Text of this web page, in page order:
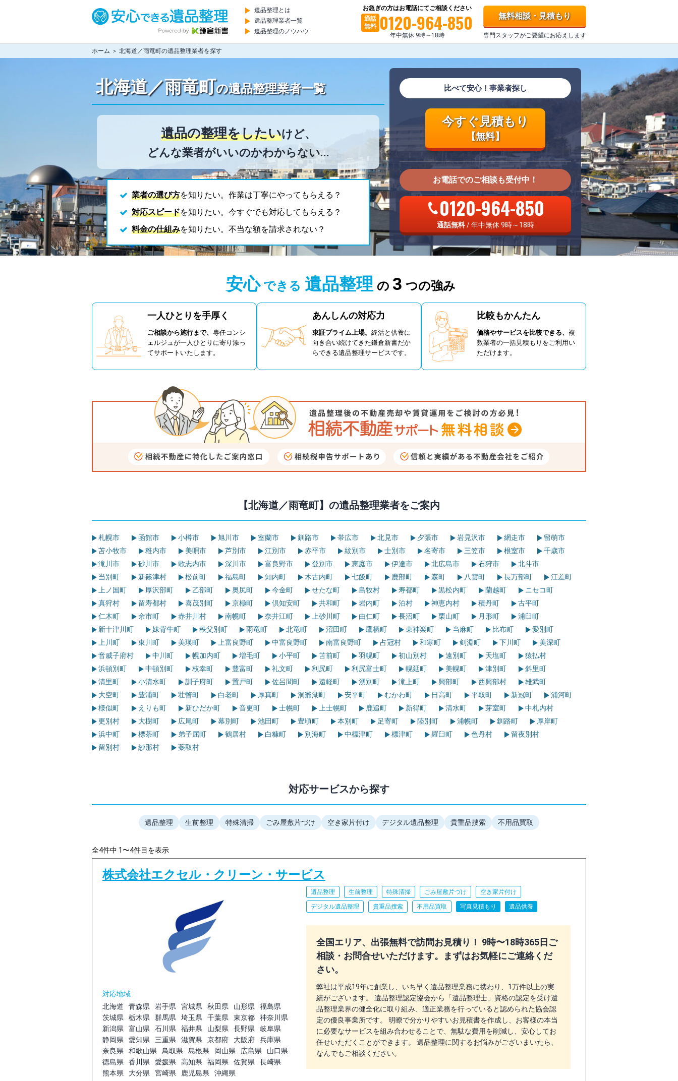
遺品整理とは
遺品整理業者一覧
遺品整理のノウハウ
お急ぎの方はお電話にてご相談ください
通話
無料 0120-964-850
年中無休 9時～18時
無料相談・見積もり
専門スタッフがご要望にお応えします
ホーム ＞ 北海道／雨竜町の遺品整理業者を探す
北海道／雨竜町の遺品整理業者一覧
遺品の整理をしたいけど、
どんな業者がいいのかわからない...
業者の選び方を知りたい。作業は丁寧にやってもらえる？
対応スピードを知りたい。今すぐでも対応してもらえる？
料金の仕組みを知りたい。不当な額を請求されない？
比べて安心！事業者探し
今すぐ見積もり
【無料】
お電話でのご相談も受付中！
0120-964-850
通話無料/ 年中無休 9時～18時
安心 できる 遺品整理 の 3 つの強み
一人ひとりを手厚く
ご相談から施行まで、 専任コンシ
ェルジュが一人ひとりに寄り添っ
てサポートいたします。
あんしんの対応力
東証プライム上場。 終活と供養に
向き合い続けてきた鎌倉新書だか
らできる遺品整理サービスです。
比較もかんたん
価格やサービスを比較できる、複
数業者の一括見積もりをご利用い
ただけます。
【北海道／雨竜町】の遺品整理業者をご案内
札幌市 函館市 小樽市 旭川市 室蘭市 釧路市 帯広市 北見市 夕張市 岩見沢市 網走市
留萌市
苫小牧市
稚内市 美唄市 芦別市 江別市 赤平市 紋別市 士別市 名寄市 三笠市 根室市
千歳市
滝川市
砂川市 歌志内市 深川市 富良野市 登別市 恵庭市 伊達市 北広島市 石狩市
北斗市
当別町
新篠津村 松前町 福島町 知内町 木古内町 七飯町 鹿部町 森町 八雲町 長万部町
江差町
上ノ国町
厚沢部町 乙部町 奥尻町 今金町 せたな町 島牧村 寿都町 黒松内町 蘭越町
ニセコ町
真狩村
留寿都村 喜茂別町 京極町 倶知安町 共和町 岩内町 泊村 神恵内村 積丹町
古平町
仁木町
余市町 赤井川村 南幌町 奈井江町 上砂川町 由仁町 長沼町 栗山町 月形町
浦臼町
新十津川町
妹背牛町 秩父別町 雨竜町 北竜町 沼田町 鷹栖町 東神楽町 当麻町 比布町
愛別町
上川町
東川町 美瑛町 上富良野町 中富良野町 南富良野町 占冠村 和寒町 剣淵町 下川町
美深町
音威子府村
中川町 幌加内町 増毛町 小平町 苫前町 羽幌町 初山別村 遠別町 天塩町
猿払村
浜頓別町
中頓別町 枝幸町 豊富町 礼文町 利尻町 利尻富士町 幌延町 美幌町 津別町
斜里町
清里町
小清水町 訓子府町 置戸町 佐呂間町 遠軽町 湧別町 滝上町 興部町 西興部村
雄武町
大空町
豊浦町 壮瞥町 白老町 厚真町 洞爺湖町 安平町 むかわ町 日高町 平取町 新冠町
浦河町
様似町
えりも町 新ひだか町 音更町 士幌町 上士幌町 鹿追町 新得町 清水町 芽室町
中札内村
更別村
大樹町 広尾町 幕別町 池田町 豊頃町 本別町 足寄町 陸別町 浦幌町 釧路町
厚岸町
浜中町
標茶町 弟子屈町 鶴居村 白糠町 別海町 中標津町 標津町 羅臼町 色丹村
留夜別村
留別村
紗那村 蘂取村
対応サービスから探す
遺品整理 生前整理 特殊清掃 ごみ屋敷片づけ 空き家片付け デジタル遺品整理 貴重品捜索 不用品買取
全4件中 1〜4件目を表示
株式会社エクセル・クリーン・サービス
対応地域
北海道
青森県 岩手県 宮城県 秋田県 山形県
福島県
茨城県
栃木県 群馬県 埼玉県 千葉県 東京都
神奈川県
新潟県
富山県 石川県 福井県 山梨県 長野県
岐阜県
静岡県
愛知県 三重県 滋賀県 京都府 大阪府
兵庫県
奈良県
和歌山県 鳥取県 島根県 岡山県 広島県
山口県
徳島県
香川県 愛媛県 高知県 福岡県 佐賀県
長崎県
熊本県
大分県 宮崎県 鹿児島県 沖縄県
遺品整理 生前整理 特殊清掃 ごみ屋敷片づけ 空き家片付け
デジタル遺品整理 貴重品捜索 不用品買取 写真見積もり 遺品供養
全国エリア、出張無料で訪問お見積り！ 9時〜18時365日ご
相談・お問合せいただけます。まずはお気軽にご連絡くだ
さい。
弊社は平成19年に創業し、いち早く遺品整理業務に携わり、1万件以上の実
績がございます。 遺品整理認定協会から「遺品整理士」資格の認定を受け遺
品整理業界の健全化に取り組み、適正業務を行っていると認められた協会認
定の優良事業所です。 明瞭で分かりやすいお見積書を作成し、お客様の本当
に必要なサービスを組み合わせることで、無駄な費用を削減し、安心してお
任せいただくことができます。 遺品整理に関するお悩みがございまいたら、
なんでもご相談ください。